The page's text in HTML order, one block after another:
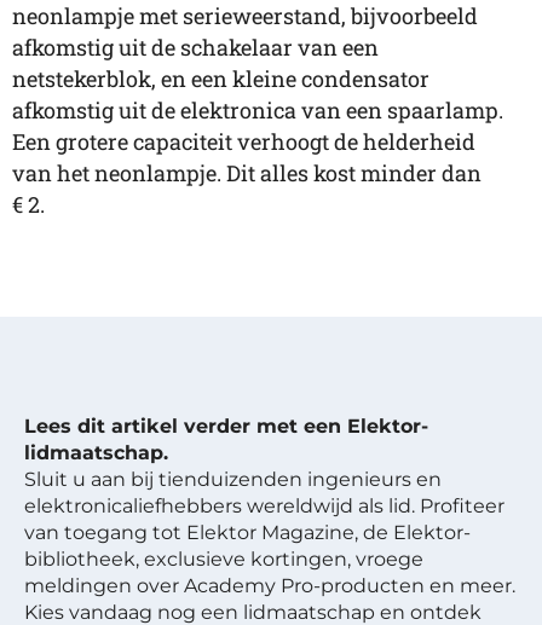
neonlampje met serieweerstand, bijvoorbeeld
afkomstig uit de schakelaar van een
netstekerblok, en een kleine condensator
afkomstig uit de elektronica van een spaarlamp.
Een grotere capaciteit verhoogt de helderheid
van het neonlampje. Dit alles kost minder dan
€ 2.
Lees dit artikel verder met een Elektor-
lidmaatschap.
Sluit u aan bij tienduizenden ingenieurs en
elektronicaliefhebbers wereldwijd als lid. Profiteer
van toegang tot Elektor Magazine, de Elektor-
bibliotheek, exclusieve kortingen, vroege
meldingen over Academy Pro-producten en meer.
Kies vandaag nog een lidmaatschap en ontdek